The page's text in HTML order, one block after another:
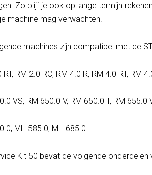
Zo blijf je ook op lange termijn
machine mag verwachten.
machines zijn compatibel met de
RT, RM 2.0 RC, RM 4.0 R, RM 4.0 RT, RM
VS, RM 650.0 V, RM 650.0 T, RM 655.0
MH 585.0, MH 685.0
Kit 50 bevat de volgende